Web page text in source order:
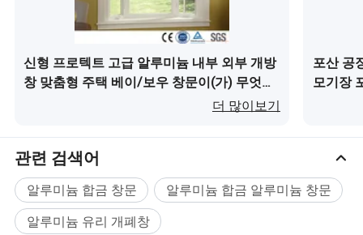
신형 프로텍트 고급 알루미늄 내부 외부 개방
창 맞춤형 주택 베이/보우 창문이(가) 무엇인
더 많이보기
포산 공
모기장
관련 검색어
알루미늄 합금 창문
알루미늄 합금 알루미늄 창문
알루미늄 유리 개폐창